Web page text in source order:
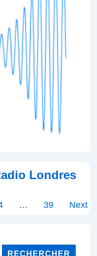
Londres
… 39 Next
RECHERCHER